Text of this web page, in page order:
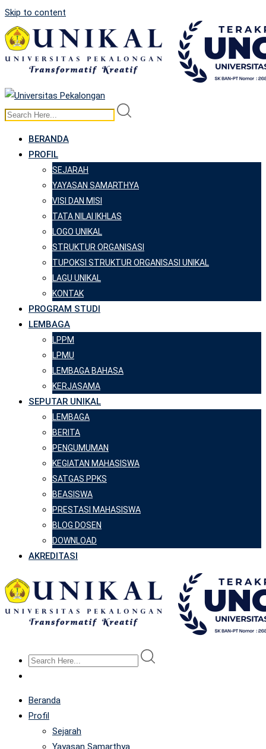
Skip to content
BERANDA
PROFIL
SEJARAH
YAYASAN SAMARTHYA
VISI DAN MISI
TATA NILAI IKHLAS
LOGO UNIKAL
STRUKTUR ORGANISASI
TUPOKSI STRUKTUR ORGANISASI UNIKAL
LAGU UNIKAL
KONTAK
PROGRAM STUDI
LEMBAGA
LPPM
LPMU
LEMBAGA BAHASA
KERJASAMA
SEPUTAR UNIKAL
LEMBAGA
BERITA
PENGUMUMAN
KEGIATAN MAHASISWA
SATGAS PPKS
BEASISWA
PRESTASI MAHASISWA
BLOG DOSEN
DOWNLOAD
AKREDITASI
Beranda
Profil
Sejarah
Yayasan Samarthya